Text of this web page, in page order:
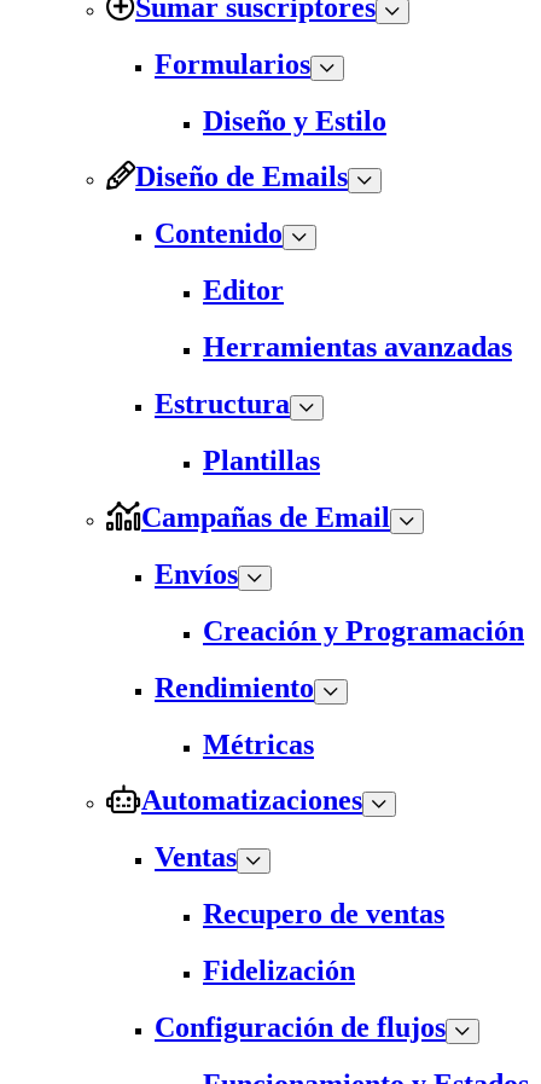
Sumar suscriptores
Formularios
Diseño y Estilo
Diseño de Emails
Contenido
Editor
Herramientas avanzadas
Estructura
Plantillas
Campañas de Email
Envíos
Creación y Programación
Rendimiento
Métricas
Automatizaciones
Ventas
Recupero de ventas
Fidelización
Configuración de flujos